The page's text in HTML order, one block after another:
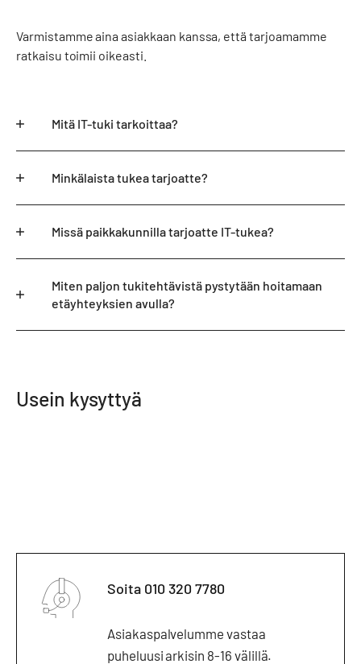
Varmistamme aina asiakkaan kanssa, että tarjoamamme
ratkaisu toimii oikeasti.
Usein kysyttyä
Mitä IT-tuki tarkoittaa?
Minkälaista tukea tarjoatte?
Missä paikkakunnilla tarjoatte IT-tukea?
Miten paljon tukitehtävistä pystytään hoitamaan
etäyhteyksien avulla?
Soita 010 320 7780
Asiakaspalvelumme vastaa
puheluusi arkisin 8-16 välillä.